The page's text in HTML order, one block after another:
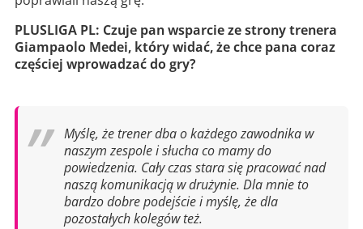
PLUSLIGA PL: Czuje pan wsparcie ze strony trenera
Giampaolo Medei, który widać, że chce pana coraz
częściej wprowadzać do gry?
Myślę, że trener dba o każdego zawodnika w
naszym zespole i słucha co mamy do
powiedzenia. Cały czas stara się pracować nad
naszą komunikacją w drużynie. Dla mnie to
bardzo dobre podejście i myślę, że dla
pozostałych kolegów też.